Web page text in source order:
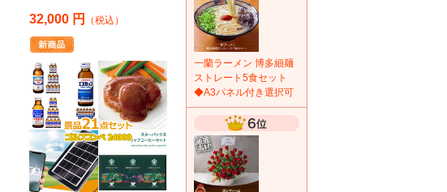
32,000 円 （税込）
一蘭ラーメン 博多細麺
ストレート5食セット
◆A3パネル付き選択可